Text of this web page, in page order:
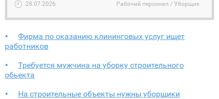
28.07.2026 Рабочий персонал / Уборщик
Фирма по оказанию клининговых услуг ищет
работников
Требуется мужчина на уборку строительного
обьекта
На строительные объекты нужны уборщики